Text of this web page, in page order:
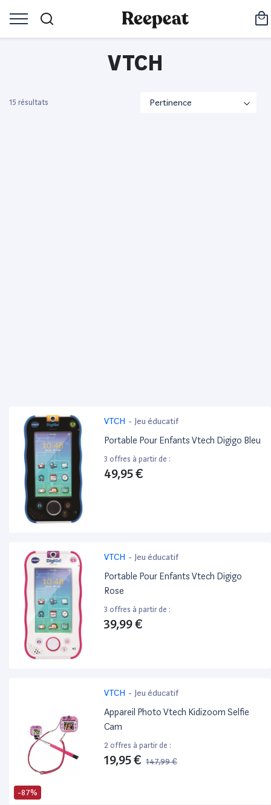
VTCH
15 résultats
VTCH - Jeu éducatif
Portable Pour Enfants Vtech Digigo Bleu
3 offres à partir de :
49,95 €
VTCH - Jeu éducatif
Portable Pour Enfants Vtech Digigo
Rose
3 offres à partir de :
39,99 €
-87%
VTCH - Jeu éducatif
Appareil Photo Vtech Kidizoom Selfie
Cam
2 offres à partir de :
19,95 € 147,99 €